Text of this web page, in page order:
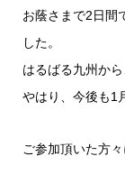
お蔭さまで2日間
した。
はるばる九州か
やはり、今後も1
ご参加頂いた方